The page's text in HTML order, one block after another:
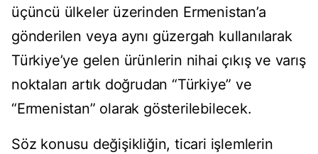
üçüncü ülkeler üzerinden Ermenistan’a
gönderilen veya aynı güzergah kullanılarak
Türkiye’ye gelen ürünlerin nihai çıkış ve varış
noktaları artık doğrudan “Türkiye” ve
“Ermenistan” olarak gösterilebilecek.
Söz konusu değişikliğin, ticari işlemlerin